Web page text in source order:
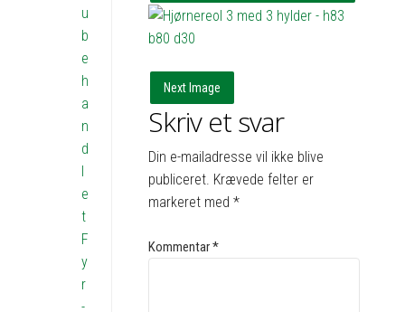
b65x63 d30
Next Image
Skriv et svar
Din e-mailadresse vil ikke blive
publiceret. Krævede felter er
markeret med*
Kommentar*
u
b
e
h
a
n
d
l
e
t
F
y
r
-